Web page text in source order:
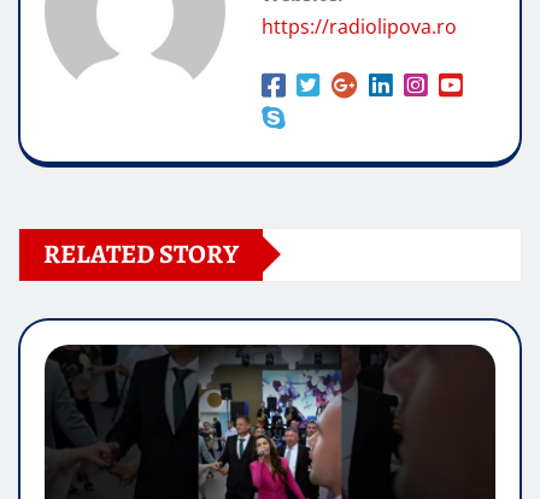
https://radiolipova.ro
RELATED STORY